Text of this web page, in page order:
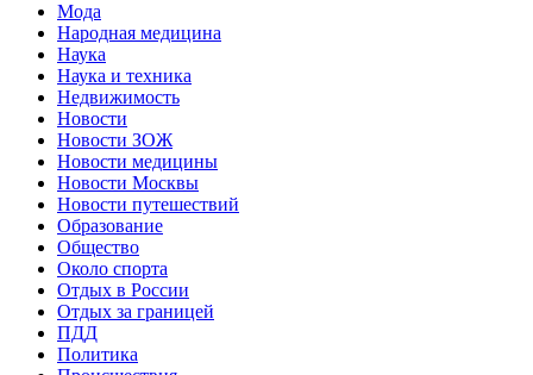
Мода
Народная медицина
Наука
Наука и техника
Недвижимость
Новости
Новости ЗОЖ
Новости медицины
Новости Москвы
Новости путешествий
Образование
Общество
Около спорта
Отдых в России
Отдых за границей
ПДД
Политика